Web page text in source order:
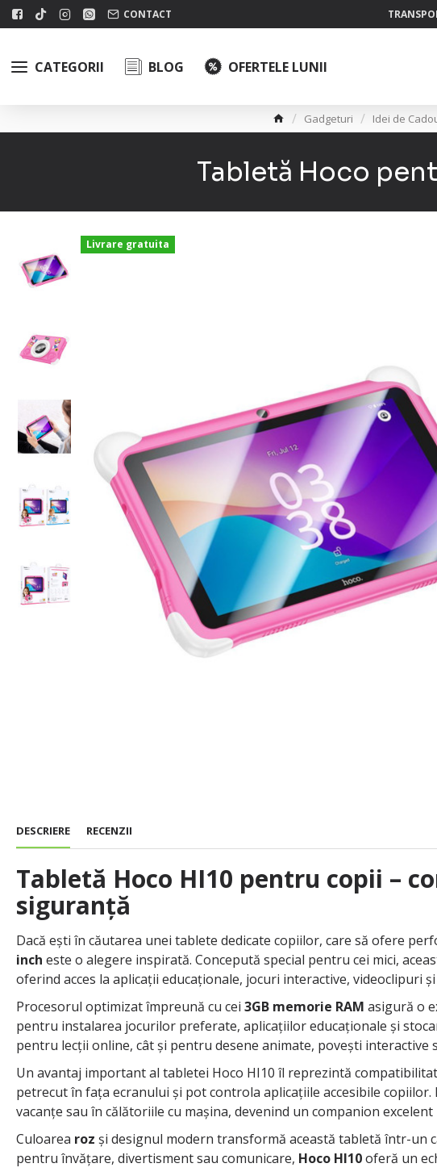
CONTACT
CATEGORII BLOG OFERTELE LUNII
Gadgeturi Idei de
Tabletă Hoco
Livrare gratuita
DESCRIERE RECENZII
Tabletă Hoco HI10 pentru copii –
siguranță
Dacă ești în căutarea unei tablete dedicate copiilor, care să ofere
inch este o alegere inspirată. Concepută special pentru cei mici,
oferind acces la aplicații educaționale, jocuri interactive, videoclipuri
Procesorul optimizat împreună cu cei 3GB memorie RAM asigură o
pentru instalarea jocurilor preferate, aplicațiilor educaționale și
pentru lecții online, cât și pentru desene animate, povești interactive
Un avantaj important al tabletei Hoco HI10 îl reprezintă
petrecut în fața ecranului și pot controla aplicațiile accesibile
vacanțe sau în călătoriile cu mașina, devenind un companion
Culoarea roz și designul modern transformă această tabletă într-un
pentru învățare, divertisment sau comunicare, Hoco HI10oferă un